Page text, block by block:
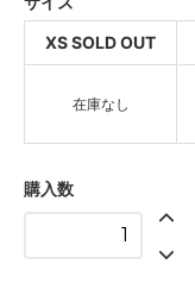
XS SOLD OUT
在庫なし
購入数